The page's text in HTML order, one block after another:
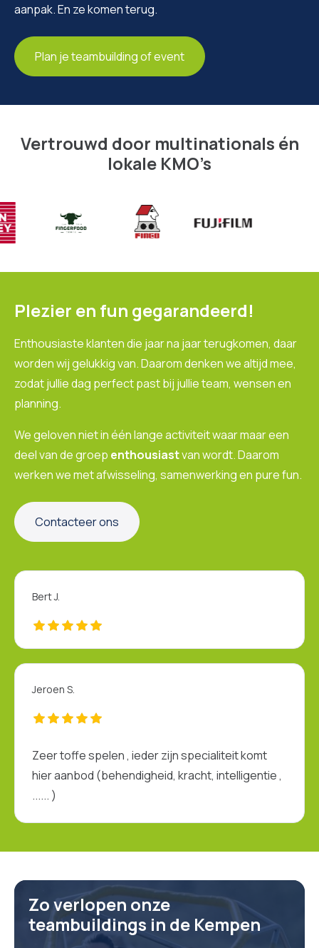
aanpak. En ze komen terug.
Plan je teambuilding of event
Vertrouwd door multinationals én
lokale KMO’s
Plezier en fun gegarandeerd!
Enthousiaste klanten die jaar na jaar terugkomen, daar
worden wij gelukkig van. Daarom denken we altijd mee,
zodat jullie dag perfect past bij jullie team, wensen en
planning.
We geloven niet in één lange activiteit waar maar een
deel van de groep enthousiastvan wordt. Daarom
werken we met afwisseling, samenwerking en pure fun.
Contacteer ons
Bert J.
Jeroen S.
Zeer toffe spelen , ieder zijn specialiteit komt
hier aanbod (behendigheid, kracht, intelligentie ,
Zo verlopen onze
teambuildings in de Kempen